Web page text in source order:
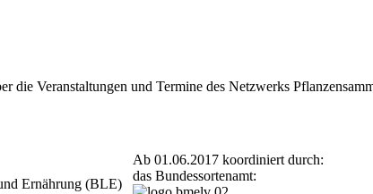
die Veranstaltungen und Termine des Netzwerks
Ernährung (BLE)
Ab 01.06.2017 koordiniert durch:
das Bundessortenamt: